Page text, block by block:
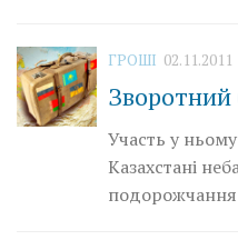
ГРОШІ 02.11.2011
Зворотний
Участь у
Казахстані
подорожчання